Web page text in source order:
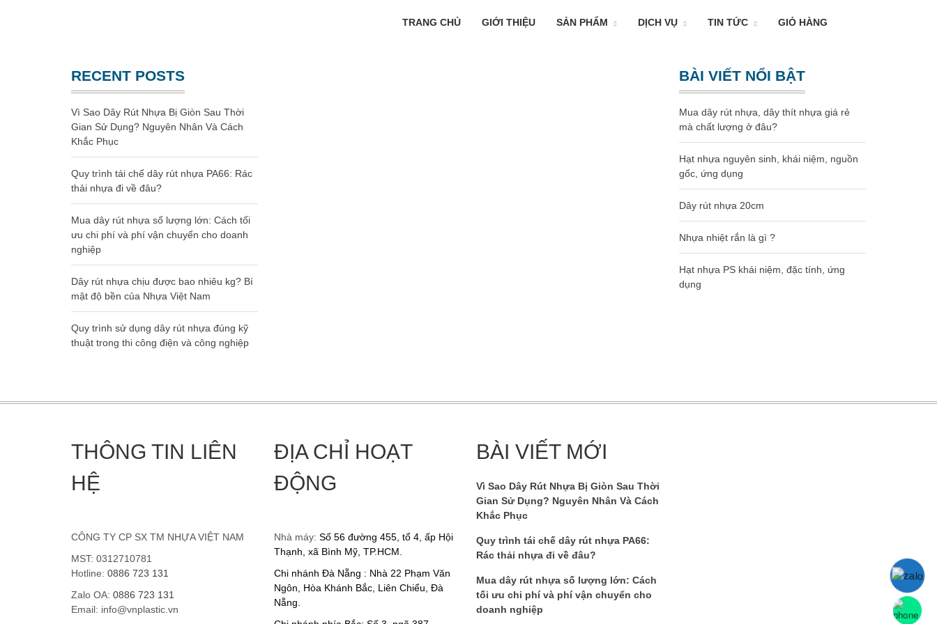
TRANG CHỦ GIỚI THIỆU SẢN PHẨM DỊCH VỤ TIN TỨC GIỎ HÀNG
RECENT POSTS
Vì Sao Dây Rút Nhựa Bị Giòn Sau Thời
Gian Sử Dụng? Nguyên Nhân Và Cách
Khắc Phục
Quy trình tái chế dây rút nhựa PA66: Rác
thải nhựa đi về đâu?
Mua dây rút nhựa số lượng lớn: Cách tối
ưu chi phí và phí vận chuyển cho doanh
nghiệp
Dây rút nhựa chịu được bao nhiêu kg? Bí
mật độ bền của Nhựa Việt Nam
Quy trình sử dụng dây rút nhựa đúng kỹ
thuật trong thi công điện và công nghiệp
BÀI VIẾT NỔI BẬT
Mua dây rút nhựa, dây thít nhựa giá rẻ
mà chất lượng ở đâu?
Hạt nhựa nguyên sinh, khái niệm, nguồn
gốc, ứng dụng
Dây rút nhựa 20cm
Nhựa nhiệt rắn là gì ?
Hạt nhựa PS khái niệm, đặc tính, ứng
dụng
THÔNG TIN LIÊN
HỆ
CÔNG TY CP SX TM NHỰA VIỆT NAM
MST: 0312710781
Hotline: 0886 723 131
Zalo OA: 0886 723 131
Email: info@vnplastic.vn
ĐỊA CHỈ HOẠT
ĐỘNG
Nhà máy: Số 56 đường 455, tổ 4, ấp Hội
Thạnh, xã Bình Mỹ, TP.HCM.
Chi nhánh Đà Nẵng : Nhà 22 Phạm Văn
Ngôn, Hòa Khánh Bắc, Liên Chiểu, Đà
Nẵng.
BÀI VIẾT MỚI
Vì Sao Dây Rút Nhựa Bị Giòn Sau Thời
Gian Sử Dụng? Nguyên Nhân Và Cách
Khắc Phục
Quy trình tái chế dây rút nhựa PA66:
Rác thải nhựa đi về đâu?
Mua dây rút nhựa số lượng lớn: Cách
tối ưu chi phí và phí vận chuyển cho
doanh nghiệp